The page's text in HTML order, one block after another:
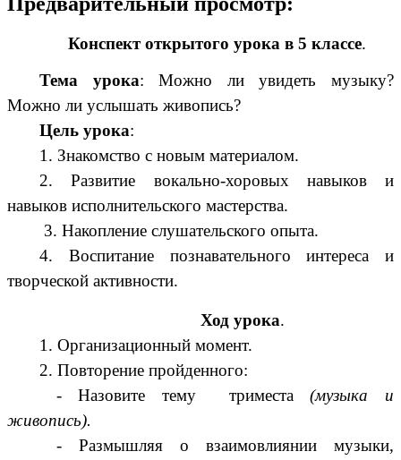
Конспект открытого урока в 5 классе.
Тема урока: Можно ли увидеть музыку?
Можно ли услышать живопись?
Цель урока:
1. Знакомство с новым материалом.
2. Развитие вокально-хоровых навыков и
навыков исполнительского мастерства.
3. Накопление слушательского опыта.
4. Воспитание познавательного интереса и
творческой активности.
Ход урока.
1. Организационный момент.
2. Повторение пройденного:
- Назовите тему триместа(музыка и
живопись).
- Размышляя о взаимовлиянии музыки,